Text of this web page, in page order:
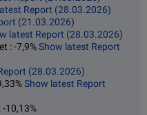
Report (28.03.2026)
(21.03.2026)
latest Report (28.03.2026)
: -7,9%Show latest Report
(28.03.2026)
Show latest Report
10,13%